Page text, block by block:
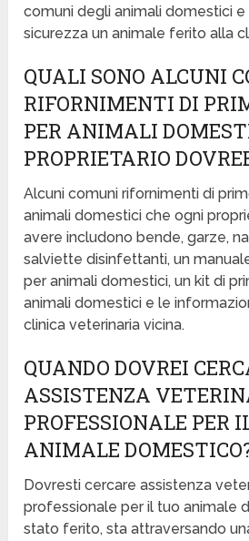
comuni degli animali domestici
sicurezza un animale ferito alla
QUALI SONO ALCUNI
RIFORNIMENTI DI
PER ANIMALI
PROPRIETARIO
Alcuni comuni rifornimenti di
animali domestici che ogni
avere includono bende, garze,
salviette disinfettanti, un
per animali domestici, un kit di
animali domestici e le
clinica veterinaria vicina.
QUANDO DOVREI
ASSISTENZA
PROFESSIONALE PER
ANIMALE
Dovresti cercare assistenza
professionale per il tuo animale
stato ferito, sta attraversando